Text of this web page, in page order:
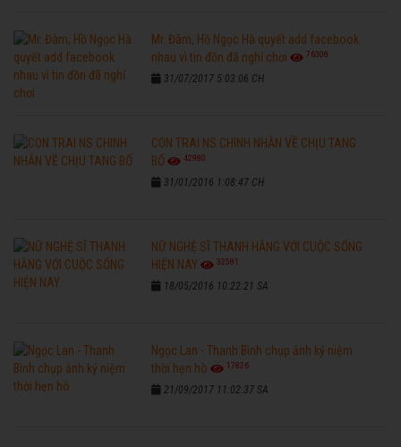
Mr. Đàm, Hồ Ngọc Hà quyết add facebook
nhau vì tin đồn đã nghỉ chơi
76308
31/07/2017 5:03:06 CH
CON TRAI NS CHINH NHẪN VỀ CHỊU TANG
BỐ
42980
31/01/2016 1:08:47 CH
NỮ NGHỆ SĨ THANH HẰNG VỚI CUỘC SỐNG
HIỆN NAY
32581
18/05/2016 10:22:21 SA
Ngọc Lan - Thanh Bình chụp ảnh kỷ niệm
thời hẹn hò
17826
21/09/2017 11:02:37 SA